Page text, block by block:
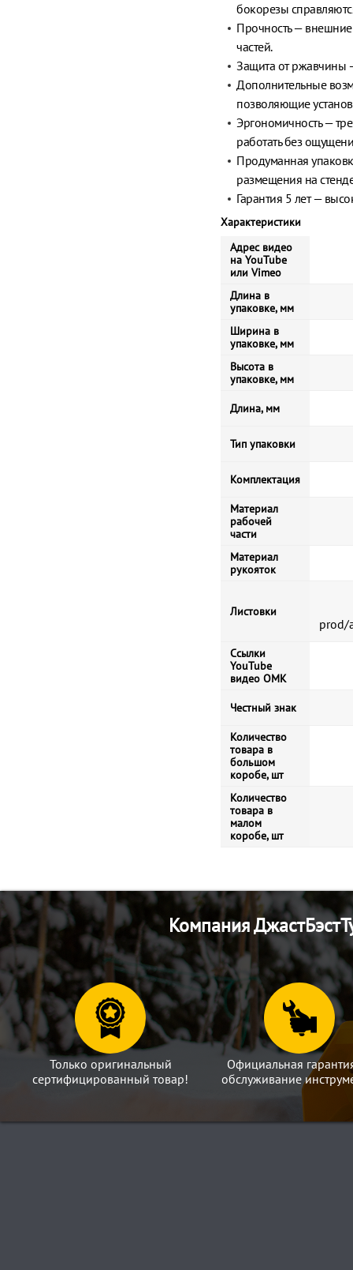
бокорезы
Прочность —
частей.
Защита от ржавчины
Дополнительные
позволяющие
Эргономичность —
работать без
Продуманная
размещения на
Гарантия 5 лет —
Характеристики
Адрес видео
на YouTube
или Vimeo
Длина в
упаковке, мм
Ширина в
упаковке, мм
Высота в
упаковке, мм
Длина, мм
Тип упаковки
Комплектация
Материал
рабочей
части
Материал
рукояток
Листовки
prod/
Ссылки
YouTube
видео ОМК
Честный знак
Количество
товара в
большом
коробе, шт
Количество
товара в
малом
коробе, шт
Компания
Только оригинальный
сертифицированный товар!
Официальная
обслуживание